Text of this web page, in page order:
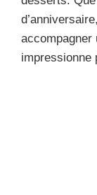
accompagner
impressionne